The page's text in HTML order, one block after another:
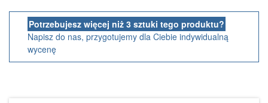
Potrzebujesz więcej niż 3 sztuki tego produktu?
Napisz do nas, przygotujemy dla Ciebie indywidualną
wycenę